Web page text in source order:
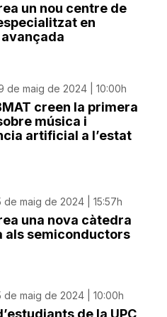
un nou centre de
en
de maig de 2024 | 10:00h
creen la primera
música i
artificial a l’estat
de maig de 2024 | 15:57h
una nova càtedra
als semiconductors
de maig de 2024 | 10:00h
de la UPC